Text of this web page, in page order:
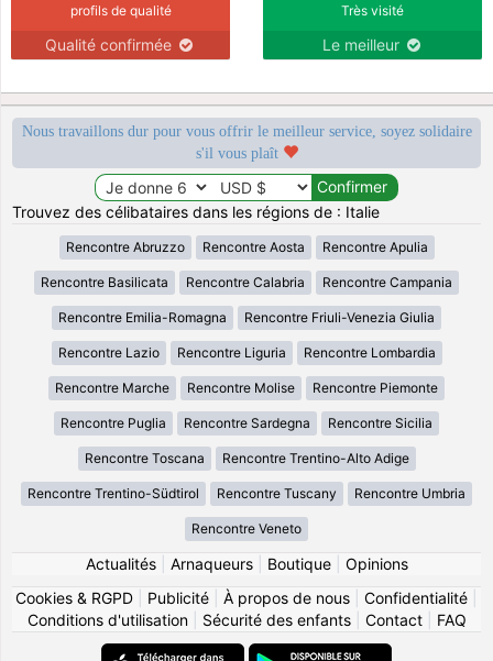
profils de qualité
Qualité confirmée
Très visité
Le meilleur
Nous travaillons dur pour vous offrir le meilleur service, soyez solidaire
s'il vous plaît
Trouvez des célibataires dans les régions de : Italie
Rencontre Abruzzo Rencontre Aosta Rencontre Apulia
Rencontre Basilicata Rencontre Calabria Rencontre Campania
Rencontre Emilia-Romagna Rencontre Friuli-Venezia Giulia
Rencontre Lazio Rencontre Liguria Rencontre Lombardia
Rencontre Marche Rencontre Molise Rencontre Piemonte
Rencontre Puglia Rencontre Sardegna Rencontre Sicilia
Rencontre Toscana Rencontre Trentino-Alto Adige
Rencontre Trentino-Südtirol Rencontre Tuscany Rencontre Umbria
Rencontre Veneto
Actualités| Arnaqueurs| Boutique| Opinions
Cookies & RGPD
Publicité À propos de nous Confidentialité
Conditions d'utilisation| Sécurité des enfants| Contact| FAQ